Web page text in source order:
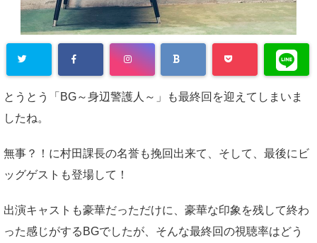
とうとう「BG～身辺警護人～」も最終回を迎えてしまいま
したね。
無事？！に村田課長の名誉も挽回出来て、そして、最後にビ
ッグゲストも登場して！
出演キャストも豪華だっただけに、豪華な印象を残して終わ
った感じがするBGでしたが、そんな最終回の視聴率はどう